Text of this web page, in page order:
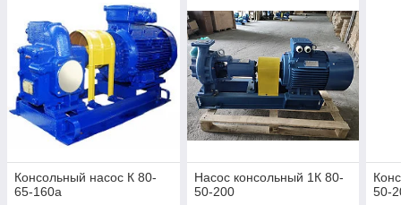
Консольный насос К 80-
65-160а
Насос консольный 1К 80-
50-200
50-